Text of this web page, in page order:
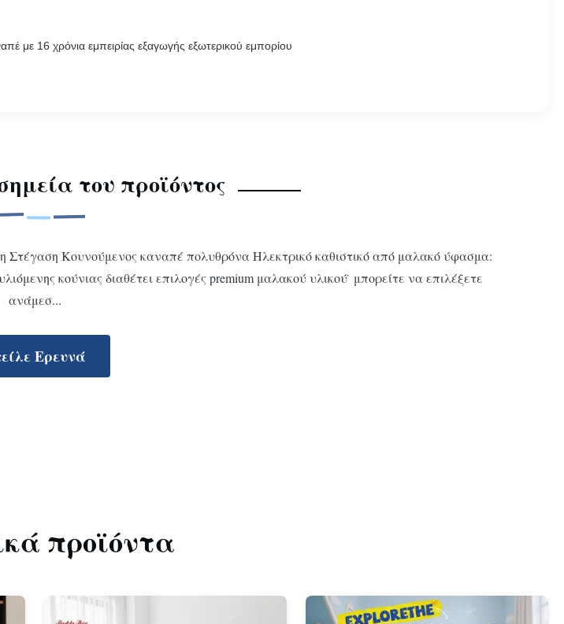
με 16 χρόνια εμπειρίας εξαγωγής εξωτερικού εμπορίου
του προϊόντος
Κουνούμενος καναπέ πολυθρόνα Ηλεκτρικό καθιστικό από μαλακό ύφασμα:
κούνιας διαθέτει επιλογές premium μαλακού υλικού ̇ μπορείτε να επιλέξετε
ανάμεσ...
Ερευνά
προϊόντα